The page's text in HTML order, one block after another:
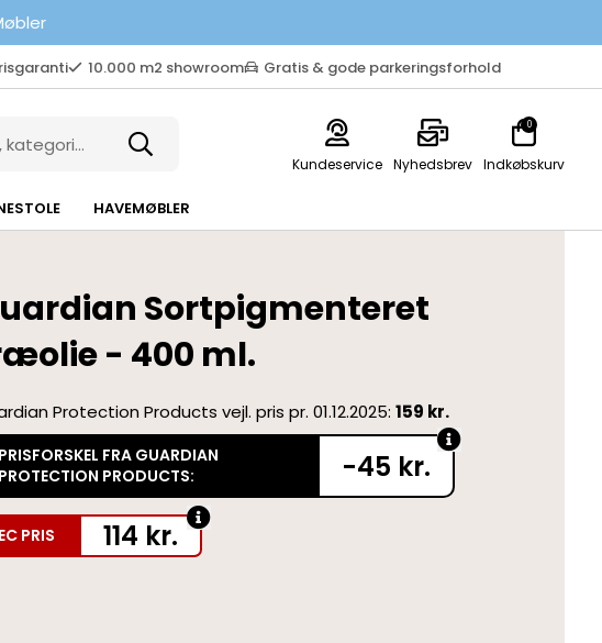
10.000 m2 showroom Gratis & gode parkeringsforhold
Kundeservice Nyhedsbrev Indkøbskurv
0
HAVEMØBLER
Sortpigmenteret
- 400 ml.
Protection Products vejl. pris pr. 01.12.2025: 159 kr.
PRISFORSKEL FRA GUARDIAN
PROTECTION PRODUCTS:
-45 kr.
EC PRIS 114 kr.